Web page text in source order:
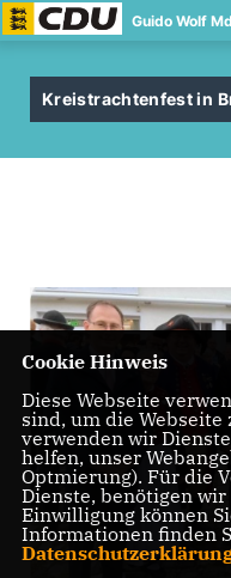
Guido Wolf
Kreistrachtenfest in
Cookie Hinweis
Diese Webseite
sind, um die
verwenden wir
helfen, unser
Optmierung). Für die
Dienste, benötigen
Einwilligung können
Informationen finden